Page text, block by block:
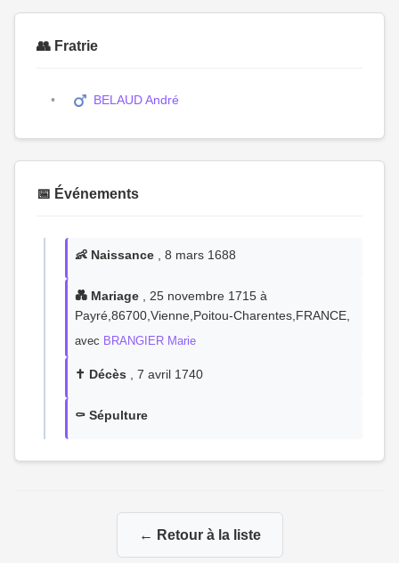
👥 Fratrie
BELAUD André
📅 Événements
👶 Naissance , 8 mars 1688
💑 Mariage , 25 novembre 1715 à
Payré,86700,Vienne,Poitou-Charentes,FRANCE,
avec BRANGIER Marie
✝️ Décès , 7 avril 1740
⚰️ Sépulture
← Retour à la liste